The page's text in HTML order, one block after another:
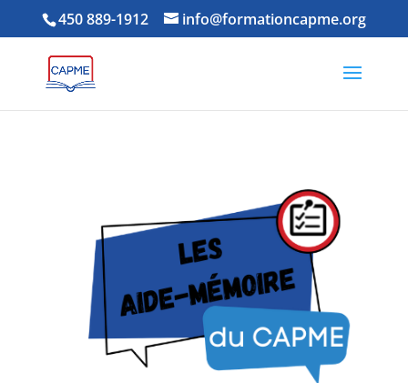
450 889-1912 info@formationcapme.org